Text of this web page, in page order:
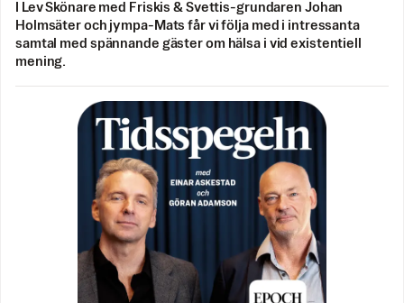
I Lev Skönare med Friskis & Svettis-grundaren Johan
Holmsäter och jympa-Mats får vi följa med i intressanta
samtal med spännande gäster om hälsa i vid existentiell
mening.